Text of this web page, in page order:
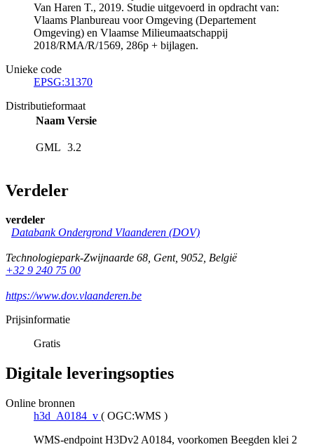
Van Haren T., 2019. Studie uitgevoerd in opdracht van:
Vlaams Planbureau voor Omgeving (Departement
Omgeving) en Vlaamse Milieumaatschappij
2018/RMA/R/1569, 286p + bijlagen.
Unieke code
EPSG:31370
Distributieformaat
Naam Versie
GML 3.2
Verdeler
verdeler
Databank Ondergrond Vlaanderen (DOV)
Technologiepark-Zwijnaarde 68, Gent, 9052, België
+32 9 240 75 00
https://www.dov.vlaanderen.be
Prijsinformatie
Gratis
Digitale leveringsopties
Online bronnen
h3d_A0184_v ( OGC:WMS )
WMS-endpoint H3Dv2 A0184, voorkomen Beegden klei 2